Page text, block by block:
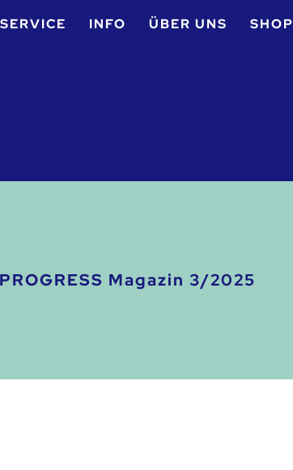
SERVICE INFO ÜBER UNS SHOP
PROGRESS Magazin 3/2025